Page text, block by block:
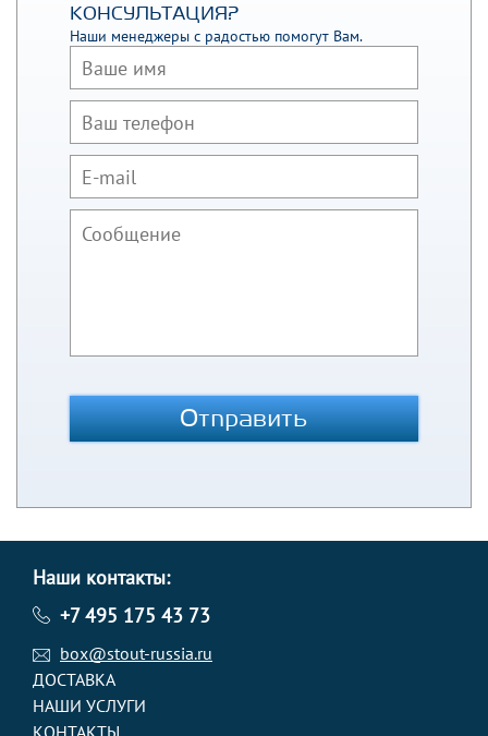
КОНСУЛЬТАЦИЯ?
Наши менеджеры с радостью помогут Вам.
Отправить
Наши контакты:
+7 495 175 43 73
box@stout-russia.ru
ДОСТАВКА
НАШИ УСЛУГИ